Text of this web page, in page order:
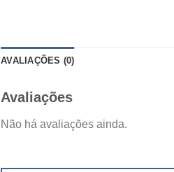
AVALIAÇÕES (0)
Avaliações
Não há avaliações ainda.